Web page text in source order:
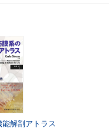
解剖アトラス